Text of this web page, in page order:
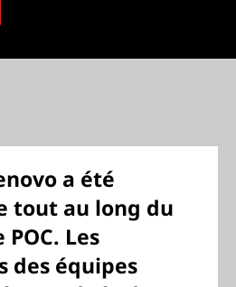
a été
tout au long du
Les
des équipes